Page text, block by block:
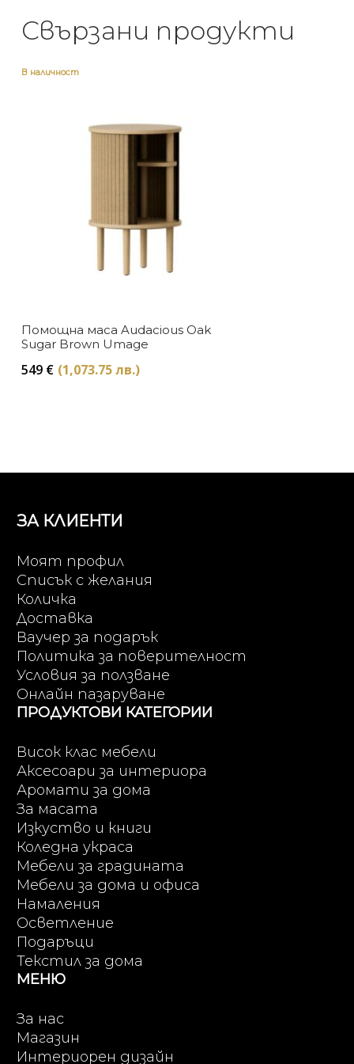
Свързани продукти
В наличност
Помощна маса Audacious Oak
Sugar Brown Umage
549 € (1,073.75 лв.)
ЗА КЛИЕНТИ
Моят профил
Списък с желания
Количка
Доставка
Ваучер за подарък
Политика за поверителност
Условия за ползване
Онлайн пазаруване
ПРОДУКТОВИ КАТЕГОРИИ
Висок клас мебели
Аксесоари за интериора
Аромати за дома
За масата
Изкуство и книги
Коледна украса
Мебели за градината
Мебели за дома и офиса
Намаления
Осветление
Подаръци
Текстил за дома
МЕНЮ
За нас
Магазин
Интериорен дизайн